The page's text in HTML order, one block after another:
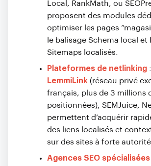
Local, RankMath, ou
proposent des modules
optimiser les pages
le balisage Schema local et
Sitemaps localisés.
Plateformes de netlinking :
LemmiLink (réseau privé
français, plus de 3 millions
positionnées), SEMJuice,
permettent d’acquérir
des liens localisés et
sur des sites à forte autorité.
Agences SEO spécialisées